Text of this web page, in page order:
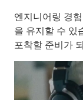
엔지니어링 경
을 유지할 수 있
포착할 준비가